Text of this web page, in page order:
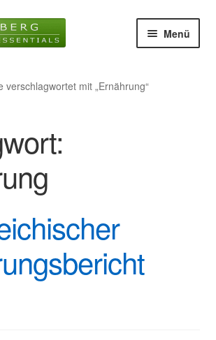
Menü
verschlagwortet mit „Ernährung“